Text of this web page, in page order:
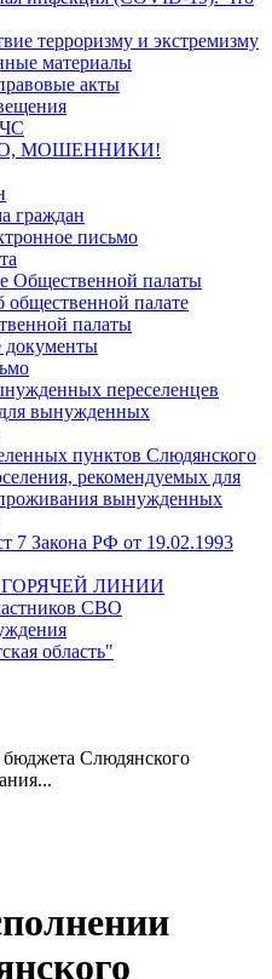
терроризму и экстремизму
материалы
акты
МОШЕННИКИ!
граждан
письмо
Общественной палаты
палате
палаты
переселенцев
вынужденных
пунктов Слюдянского
рекомендуемых для
вынужденных
7 Закона РФ от 19.02.1993
ЛИНИИ
СВО
область"
Слюдянского